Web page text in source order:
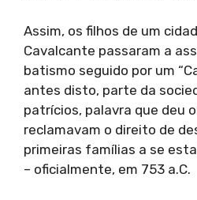
Assim, os filhos de um
Cavalcante passaram a
batismo seguido por um
antes disto, parte da
patrícios, palavra que deu
reclamavam o direito de
primeiras famílias a se
– oficialmente, em 753 a.C.